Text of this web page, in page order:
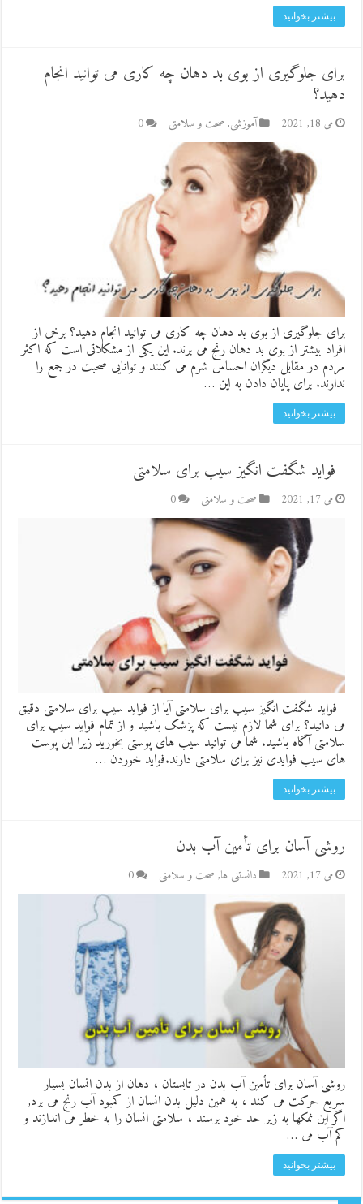
بیشتر بخوانید
برای جلوگیری از بوی بد دهان چه کاری می توانید انجام
دهید؟
می 18, 2021 آموزشی, صحت و سلامتی 0
برای جلوگیری از بوی بد دهان چه کاری می توانید انجام دهید؟ برخی از
افراد بیشتر از بوی بد دهان رنج می برند. این یکی از مشکلاتی است که اکثر
مردم در مقابل دیگران احساس شرم می کنند و توانایی صحبت در جمع را
ندارند. برای پایان دادن به این …
بیشتر بخوانید
فواید شگفت انگیز سیب برای سلامتی
می 17, 2021 صحت و سلامتی 0
فواید شگفت انگیز سیب برای سلامتی آیا از فواید سیب برای سلامتی دقیق
می دانید؟ برای شما لازم نیست که پزشک باشید و از تمام فواید سیب برای
سلامتی آگاه باشید. شما می توانید سیب های پوستی بخورید زیرا این پوست
های سیب فوایدی نیز برای سلامتی دارند.فواید خوردن …
بیشتر بخوانید
روشی آسان برای تأمین آب بدن
می 17, 2021 دانستنی ها, صحت و سلامتی 0
روشی آسان برای تأمین آب بدن در تابستان ، دهان از بدن انسان بسیار
سریع حرکت می کند ، به همین دلیل بدن انسان از کمبود آب رنج می برد,
اگر این نمکها به زیر حد خود برسند ، سلامتی انسان را به خطر می اندازند و
کم آب می …
بیشتر بخوانید